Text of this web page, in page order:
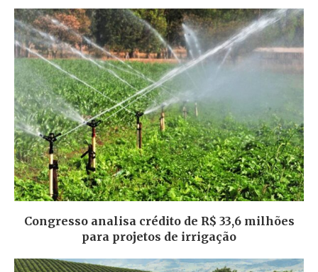
Congresso analisa crédito de R$ 33,6 milhões
para projetos de irrigação